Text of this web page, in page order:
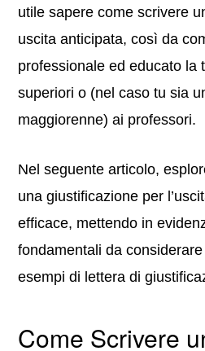
utile sapere come scrivere
uscita anticipata, così da
professionale ed educato la
superiori o (nel caso tu sia
maggiorenne) ai professori.
Nel seguente articolo,
una giustificazione per
efficace, mettendo in
fondamentali da
esempi di lettera di
Come Scrivere